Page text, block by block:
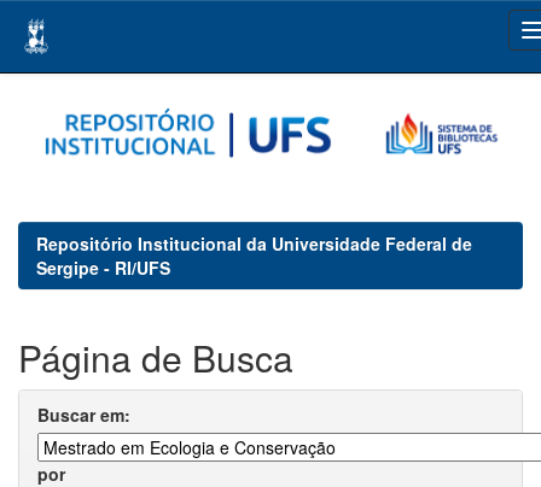
navigation
Repositório Institucional da Universidade Federal de
Sergipe - RI/UFS
Página de Busca
Buscar em:
por